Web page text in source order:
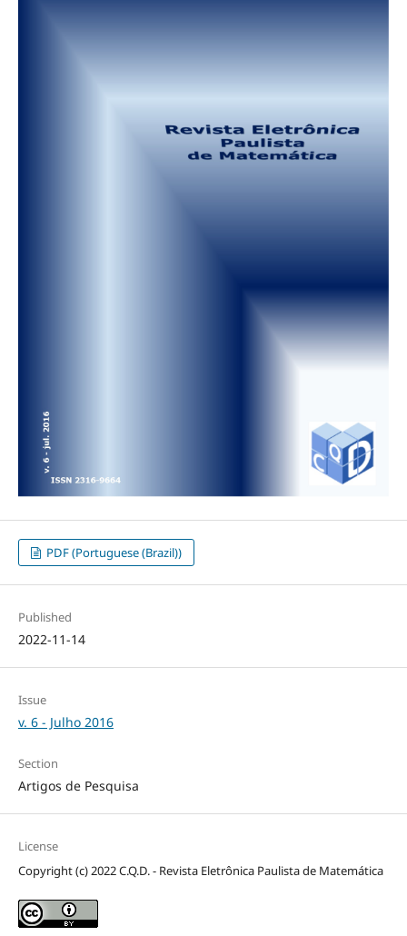
PDF (Portuguese (Brazil))
Published
2022-11-14
Issue
v. 6 - Julho 2016
Section
Artigos de Pesquisa
License
Copyright (c) 2022 C.Q.D. - Revista Eletrônica Paulista de Matemática